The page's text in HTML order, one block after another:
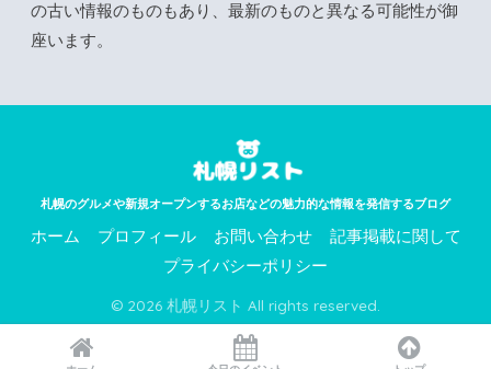
の古い情報のものもあり、最新のものと異なる可能性が御
座います。
札幌のグルメや新規オープンするお店などの魅力的な情報を発信するブログ
ホーム プロフィール お問い合わせ
記事掲載に関して
プライバシーポリシー
© 2026 札幌リスト All rights reserved.